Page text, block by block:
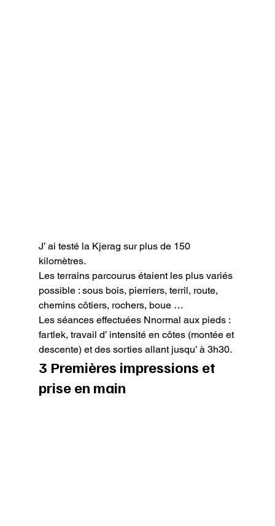
J’ ai testé la Kjerag sur plus de 150
kilomètres.
Les terrains parcourus étaient les plus variés
possible : sous bois, pierriers, terril, route,
chemins côtiers, rochers, boue …
Les séances effectuées Nnormal aux pieds :
fartlek, travail d’ intensité en côtes (montée et
descente) et des sorties allant jusqu’ à 3h30.
3 Premières impressions et
prise en main